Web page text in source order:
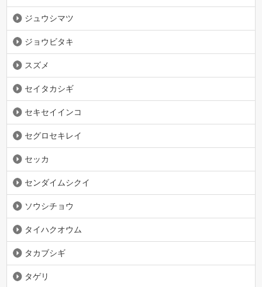
ジュウシマツ
ジョウビタキ
スズメ
セイタカシギ
セキセイインコ
セグロセキレイ
セッカ
センダイムシクイ
ソウシチョウ
タイハクオウム
タカブシギ
タゲリ